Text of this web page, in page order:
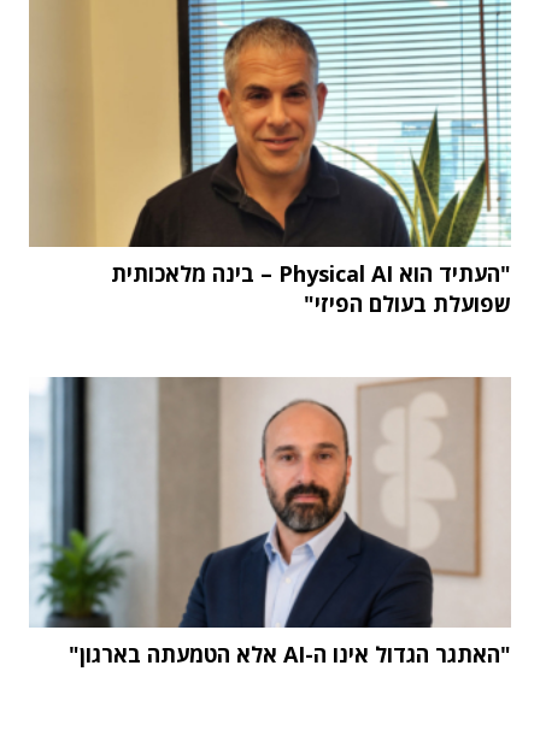
"העתיד הוא Physical AI – בינה מלאכותית
שפועלת בעולם הפיזי"
"האתגר הגדול אינו ה-AI אלא הטמעתה בארגון"